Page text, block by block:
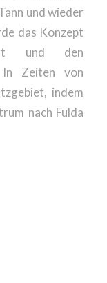
und wieder
das Konzept
und den
In Zeiten von
indem
nach Fulda